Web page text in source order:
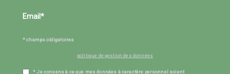
* champs obligatoires
politique de gestion des données
* Je consens à ce que mes données à caractère personnel soient